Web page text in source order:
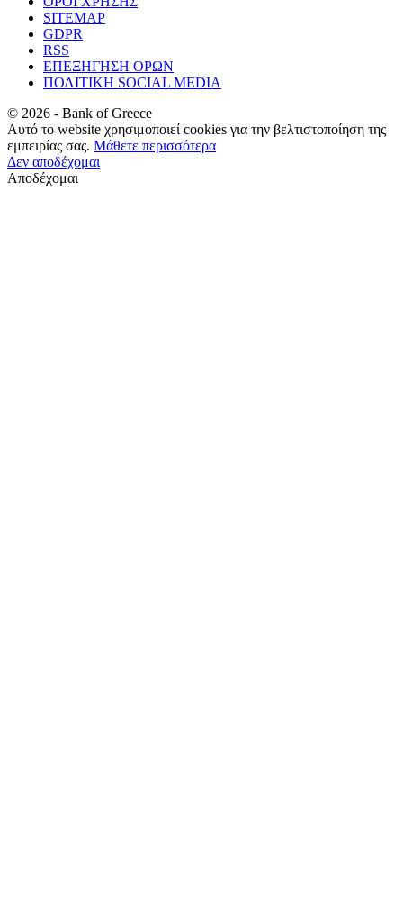
SITEMAP
GDPR
RSS
ΕΠΕΞΗΓΗΣΗ ΟΡΩΝ
ΠΟΛΙΤΙΚΗ SOCIAL MEDIA
© 2026 - Bank of Greece
Αυτό το website χρησιμοποιεί cookies για την βελτιστοποίηση της
εμπειρίας σας. Μάθετε περισσότερα
Δεν αποδέχομαι
Αποδέχομαι